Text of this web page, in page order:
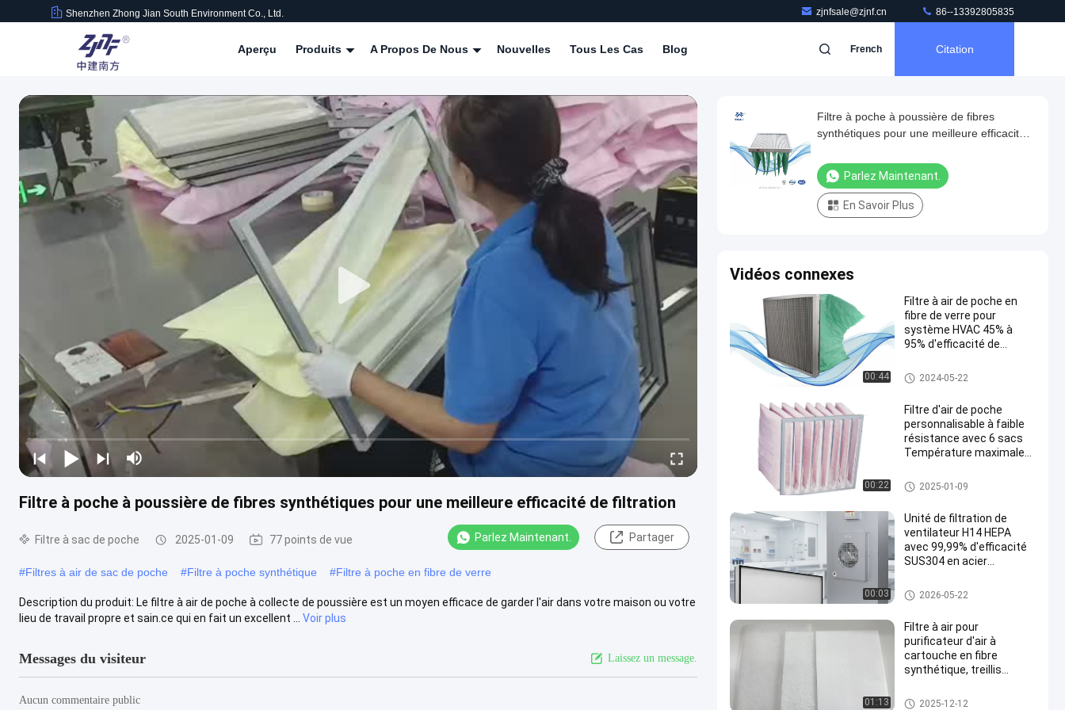
Shenzhen Zhong Jian South Environment Co., Ltd. zjnfsale@zjnf.cn 86--13392805835
Aperçu Produits A Propos De Nous Nouvelles Tous Les Cas Blog French Citation
Filtre à poche à poussière de fibres synthétiques pour une meilleure efficacité de filtration
Filtre à sac de poche 2025-01-09 77 points de vue Parlez Maintenant. Partager
#Filtres à air de sac de poche #Filtre à poche synthétique #Filtre à poche en fibre de verre
Description du produit: Le filtre à air de poche à collecte de poussière est un moyen efficace de garder l'air dans votre maison ou votre
lieu de travail propre et sain.ce qui en fait un excellent ...
Voir plus
Messages du visiteur Laissez un message.
Aucun commentaire public
Filtre à poche à poussière de fibres
synthétiques pour une meilleure efficacité
Parlez Maintenant.
En Savoir Plus
Vidéos connexes
00:44
Filtre à air de poche en
fibre de verre pour
système HVAC 45% à
95% d'efficacité de
Filtre à sac de poche
2024-05-22
00:22
Filtre d'air de poche
personnalisable à faible
résistance avec 6 sacs
Température maximale
Filtre à sac de poche
2025-01-09
00:03
Unité de filtration de
ventilateur H14 HEPA
avec 99,99% d'efficacité
SUS304 en acier
trois vitesses pour salles
blanches
Unité de filtrage de fan de FFU
2026-05-22
01:13
Filtre à air pour
purificateur d'air à
cartouche en fibre
synthétique, treillis
actif bobiné ZJNF PP
Matériel de filtre à air
2025-12-12